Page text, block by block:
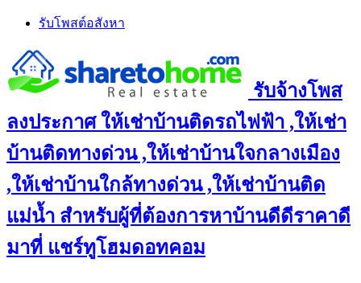
Skip
content
รับโพสต์อสังหา
รับจ้างโพส
ลงประกาศ ให้เช่าบ้านติดรถไฟฟ้า ,ให้เช่า
บ้านติดทางด่วน ,ให้เช่าบ้านใจกลางเมือง
,ให้เช่าบ้านใกล้ทางด่วน ,ให้เช่าบ้านติด
แม่น้ำ สำหรับผู้ที่ต้องการหาบ้านดีดีราคาดี
มาที่ แชร์ทูโฮมดอทคอม